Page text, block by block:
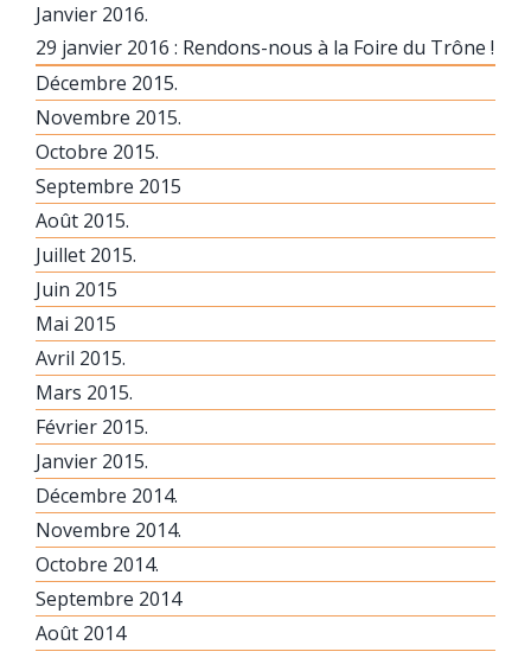
Janvier 2016.
29 janvier 2016 : Rendons-nous à la Foire du Trône !
Décembre 2015.
Novembre 2015.
Octobre 2015.
Septembre 2015
Août 2015.
Juillet 2015.
Juin 2015
Mai 2015
Avril 2015.
Mars 2015.
Février 2015.
Janvier 2015.
Décembre 2014.
Novembre 2014.
Octobre 2014.
Septembre 2014
Août 2014